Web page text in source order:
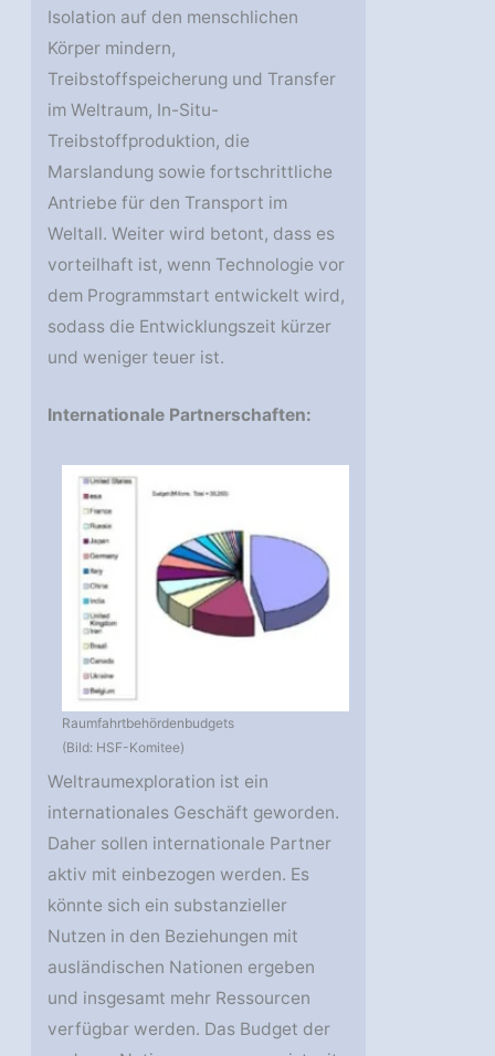
Isolation auf den menschlichen
Körper mindern,
Treibstoffspeicherung und Transfer
im Weltraum, In-Situ-
Treibstoffproduktion, die
Marslandung sowie fortschrittliche
Antriebe für den Transport im
Weltall. Weiter wird betont, dass es
vorteilhaft ist, wenn Technologie vor
dem Programmstart entwickelt wird,
sodass die Entwicklungszeit kürzer
und weniger teuer ist.
Internationale Partnerschaften:
Raumfahrtbehördenbudgets
(Bild: HSF-Komitee)
Weltraumexploration ist ein
internationales Geschäft geworden.
Daher sollen internationale Partner
aktiv mit einbezogen werden. Es
könnte sich ein substanzieller
Nutzen in den Beziehungen mit
ausländischen Nationen ergeben
und insgesamt mehr Ressourcen
verfügbar werden. Das Budget der